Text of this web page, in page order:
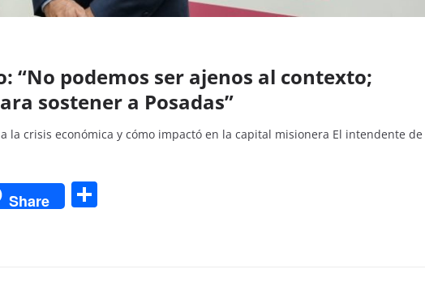
“No podemos ser ajenos al contexto;
sostener a Posadas”
la crisis económica y cómo impactó en la capital misionera El intendente de
Share